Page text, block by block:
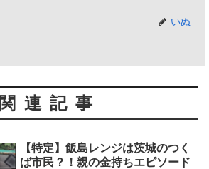
いぬ
関連記事
【特定】飯島レンジは茨城のつく
ば市民？！親の金持ちエピソード